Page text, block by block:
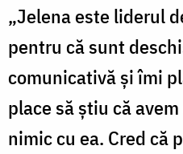
„Jelena este liderul
pentru că sunt
comunicativă și îmi
place să știu că
nimic cu ea. Cred că